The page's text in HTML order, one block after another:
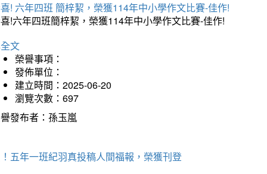
! 六年四班 簡梓絜，榮獲114年中小學作文比賽-佳作!
!六年四班簡梓絜，榮獲114年中小學作文比賽-佳作!
文
榮譽事項：
發佈單位：
建立時間：2025-06-20
瀏覽次數：697
發布者：孫玉嵐
五年一班紀羽真投稿人間福報，榮獲刊登